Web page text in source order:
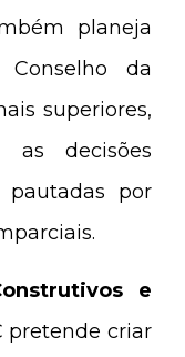
planeja
da
superiores,
as decisões
por
e
pretende criar